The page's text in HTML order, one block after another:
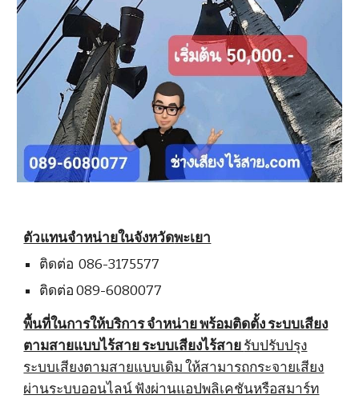
ตัวแทนจำหน่ายในจังหวัดพะเยา
ติดต่อ 086-3175577
ติดต่อ 089-6080077
พื้นที่ในการให้บริการ จำหน่าย พร้อมติดตั้ง ระบบเสียง
ตามสายแบบไร้สาย ระบบเสียงไร้สายรับปรับปรุง
ระบบเสียงตามสายแบบเดิม ให้สามารถกระจายเสียง
ผ่านระบบออนไลน์ ฟังผ่านแอปพลิเคชันหรือสมาร์ท